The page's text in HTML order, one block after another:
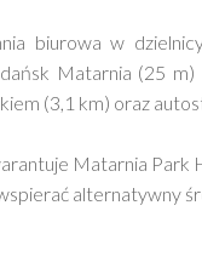
biurowa w
Matarnia (25
(3,1 km) oraz
Matarnia
alternatywny